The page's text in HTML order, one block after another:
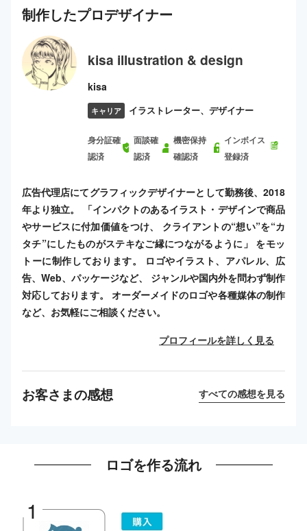
制作したプロデザイナー
kisa illustration & design
kisa
キャリア イラストレーター、デザイナー
身分証確
認済
面談確
認済
機密保持
確認済
インボイス
登録済
広告代理店にてグラフィックデザイナーとして勤務後、2018
年より独立。 「インパクトのあるイラスト・デザインで商品
やサービスに付加価値をつけ、 クライアントの“想い”を“カ
タチ”にしたものがステキなご縁につながるように」 をモッ
トーに制作しております。 ロゴやイラスト、アパレル、広
告、Web、パッケージなど、 ジャンルや国内外を問わず制作
対応しております。 オーダーメイドのロゴや各種媒体の制作
など、お気軽にご相談ください。
プロフィールを詳しく見る
お客さまの感想 すべての感想を見る
ロゴを作る流れ